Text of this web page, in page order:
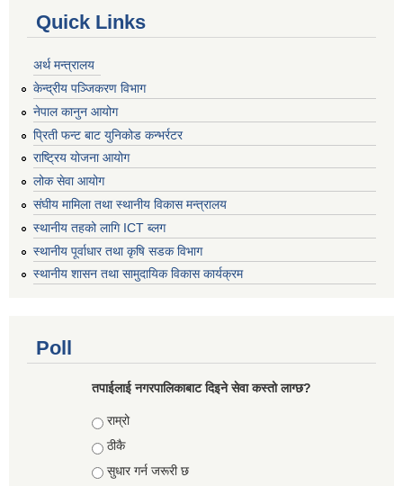
Quick Links
अर्थ मन्त्रालय
केन्द्रीय पञ्जिकरण विभाग
नेपाल कानुन आयोग
प्रिती फन्ट बाट युनिकोड कन्भर्रटर
राष्ट्रिय योजना आयोग
लोक सेवा आयोग
संघीय मामिला तथा स्थानीय विकास मन्त्रालय
स्थानीय तहको लागि ICT ब्लग
स्थानीय पूर्वाधार तथा कृषि सडक विभाग
स्थानीय शासन तथा सामुदायिक विकास कार्यक्रम
Poll
तपाईलाई नगरपालिकाबाट दिइने सेवा कस्तो लाग्छ?
Choices
राम्रो
ठीकै
सुधार गर्न जरूरी छ